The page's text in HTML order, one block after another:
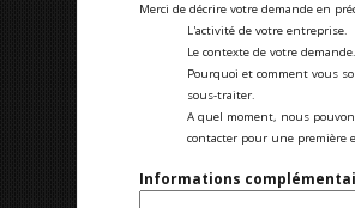
Merci de décrire votre demande en
L'activité de votre entreprise.
Le contexte de votre demande.
Pourquoi et comment vous
sous-traiter.
A quel moment, nous
contacter pour une première
Informations